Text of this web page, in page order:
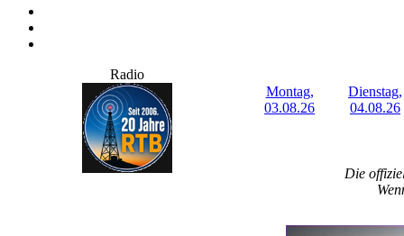
Radio
Montag,
03.08.26
Dienstag,
04.08.26
Die